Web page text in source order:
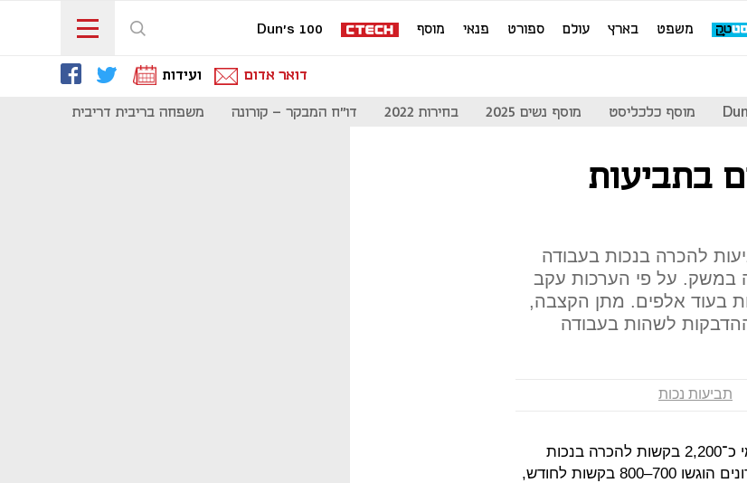
משפט בארץ עולם ספורט פנאי מוסף Dun's 100
דואר אדום ועידות
מוסף כלכליסט מוסף נשים 2025 בחירות 2022 דו"ח המבקר - קורונה משפחה בריבית דריבית
בתביעות
האחרונים הוגשו כ־1,500 תביעות להכרה בנכות בעבודה
במשק. על פי הערכות עקב
בעוד אלפים. מתן הקצבה,
לשהות בעבודה
תביעות נכות
בשל נגיף הקורונה, הוגשו עד כה לביטוח הלאומי כ־2,200 בקשות להכרה בנכות
בעבודה, כך נודגע ל"כלכליסט". בחודשים האחרונים הוגשו 700–800 בקשות לחודש,